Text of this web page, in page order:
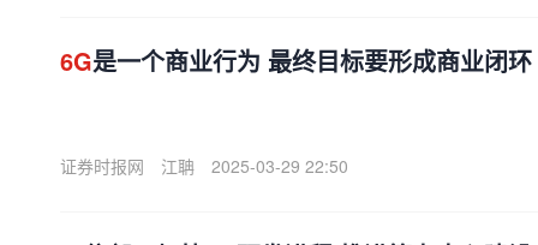
6G是一个商业行为 最终目标要形成商业闭环
证券时报网 江聃 2025-03-29 22:50